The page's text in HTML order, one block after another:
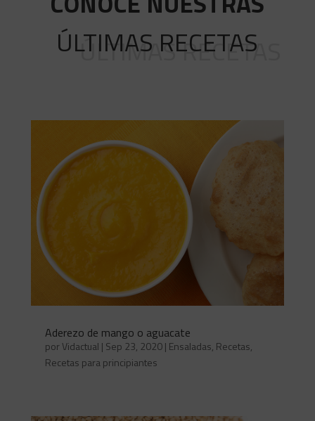
ÚLTIMAS RECETAS
Aderezo de mango o aguacate
porVidactual | Sep 23, 2020| Ensaladas, Recetas,
Recetas para principiantes